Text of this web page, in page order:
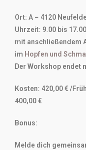
Ort: A – 4120
Uhrzeit: 9.00 bis 17.00
mit anschließendem
im Hopfen und
Der Workshop endet
Kosten: 420,00 € /
400,00 €
Bonus:
Melde dich